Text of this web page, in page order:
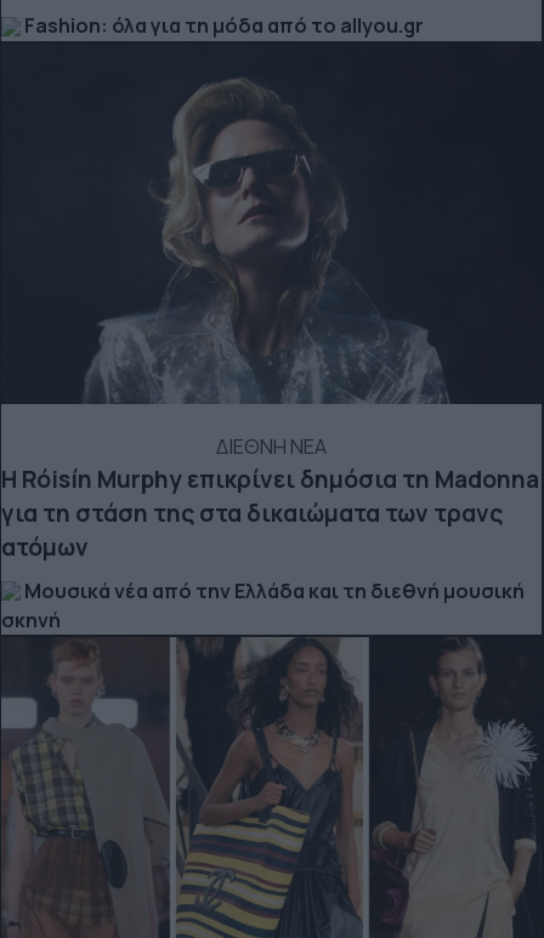
Fashion: όλα για τη μόδα από το allyou.gr
ΔΙΕΘΝΗ ΝΕΑ
Η Róisín Murphy επικρίνει δημόσια τη Madonna
για τη στάση της στα δικαιώματα των τρανς
ατόμων
Μουσικά νέα από την Ελλάδα και τη διεθνή μουσική
σκηνή